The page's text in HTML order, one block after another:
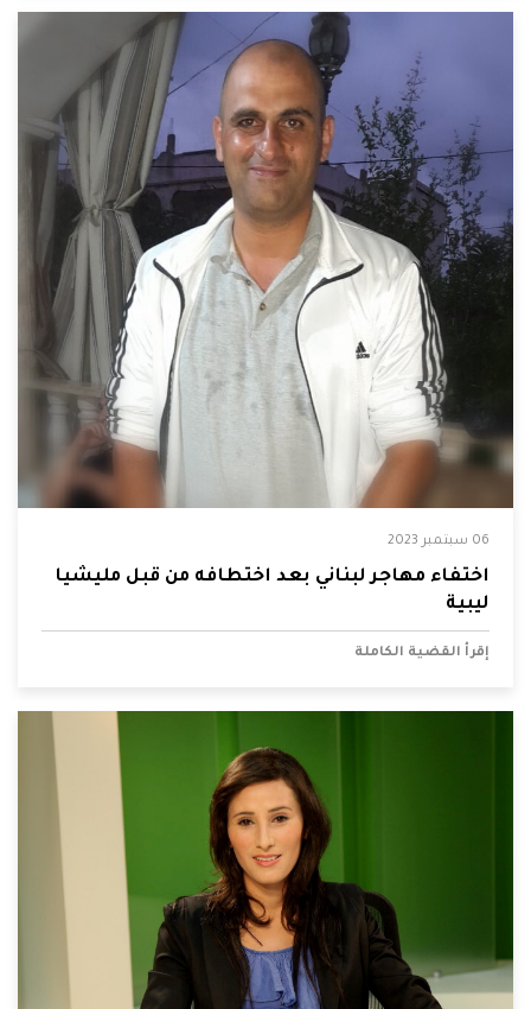
06 سبتمبر 2023
اختفاء مهاجر لبناني بعد اختطافه من قبل مليشيا
ليبية
إقرأ القضية الكاملة